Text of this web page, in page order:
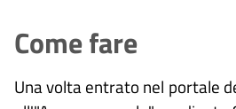
Come fare
Una volta entrato nel portale